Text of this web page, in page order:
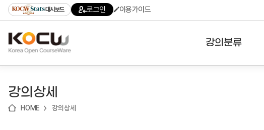
기
기
기
content)
가
대시보드 로그인 이용가이드
강의분류
강의상세
HOME 강의상세